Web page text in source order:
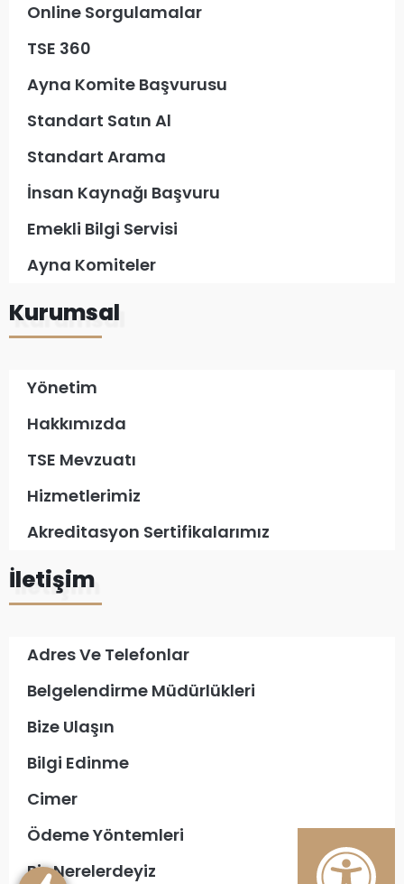
Online Sorgulamalar
TSE 360
Ayna Komite Başvurusu
Standart Satın Al
Standart Arama
İnsan Kaynağı Başvuru
Emekli Bilgi Servisi
Ayna Komiteler
Kurumsal
Yönetim
Hakkımızda
TSE Mevzuatı
Hizmetlerimiz
Akreditasyon Sertifikalarımız
İletişim
Adres Ve Telefonlar
Belgelendirme Müdürlükleri
Bize Ulaşın
Bilgi Edinme
Cimer
Ödeme Yöntemleri
Biz Nerelerdeyiz